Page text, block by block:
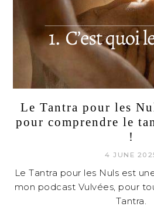
Le Tantra pour les
pour comprendre le
!
4 JUNE
Le Tantra pour les Nuls est
mon podcast Vulvées, pour
Tantra.